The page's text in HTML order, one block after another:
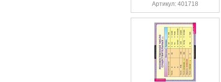
Артикул: 401718